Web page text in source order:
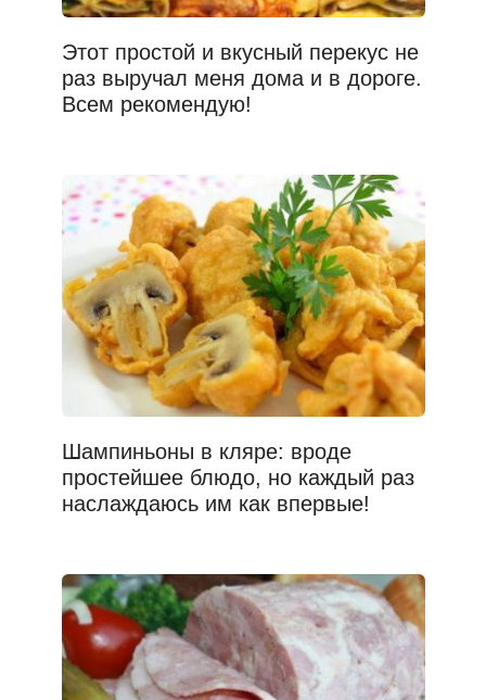
Этот простой и вкусный перекус не
раз выручал меня дома и в дороге.
Всем рекомендую!
Шампиньоны в кляре: вроде
простейшее блюдо, но каждый раз
наслаждаюсь им как впервые!